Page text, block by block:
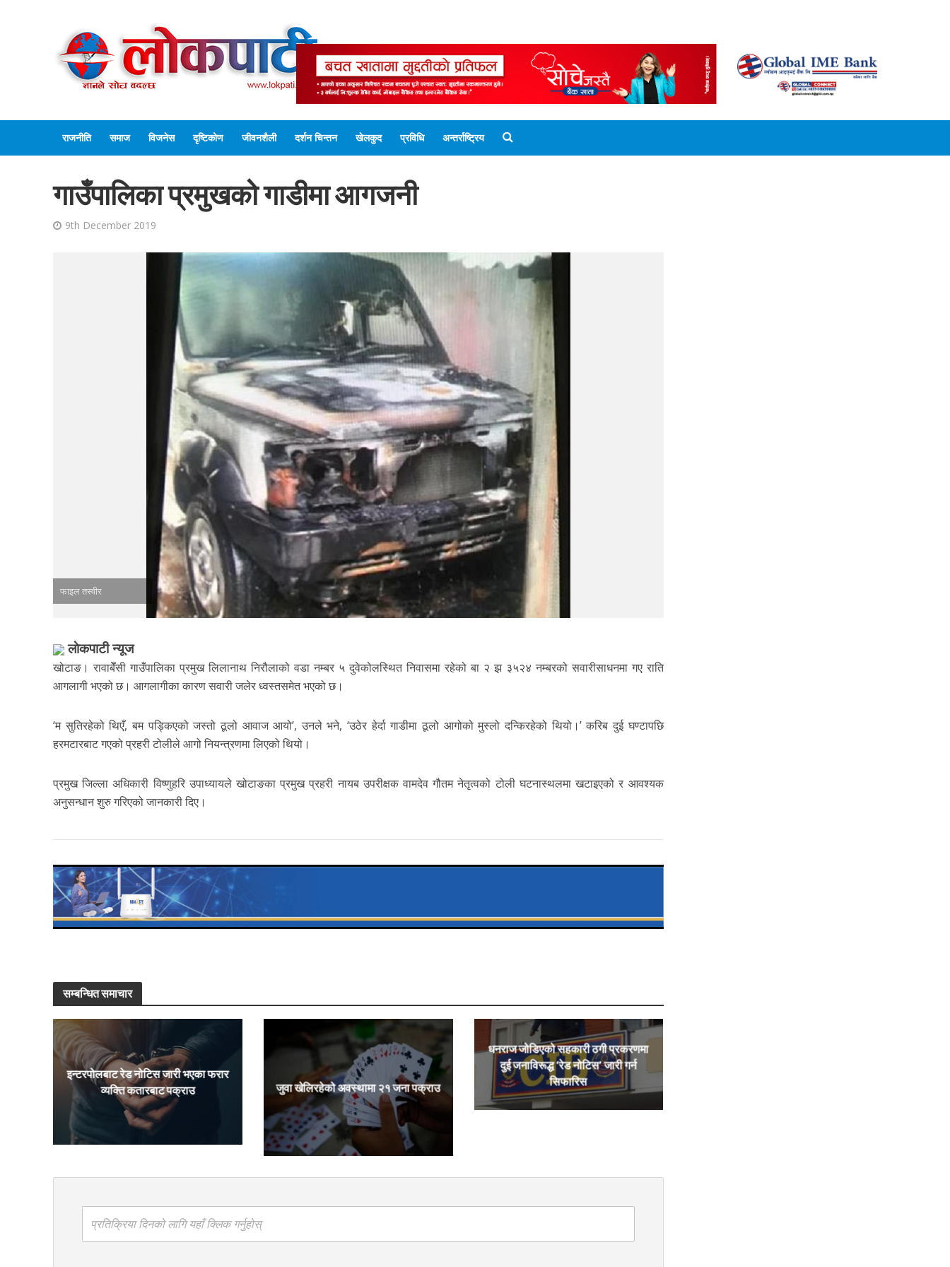
राजनीति समाज विजनेस दृष्टिकोण जीवनशैली दर्शन चिन्तन खेलकुद प्रविधि अन्तर्राष्ट्रिय
गाउँपालिका प्रमुखको गाडीमा आगजनी
9th December 2019
फाइल तस्वीर
लाेकपाटी न्यूज
खोटाङ। रावाबेँसी गाउँपालिका प्रमुख लिलानाथ निरौलाको वडा नम्बर ५ दुवेकोलस्थित निवासमा रहेको बा २ झ ३५२४ नम्बरको सवारीसाधनमा गए राति
आगलागी भएको छ। आगलागीका कारण सवारी जलेर ध्वस्तसमेत भएको छ।
‘म सुतिरहेको थिएँ, बम पड्किएको जस्तो ठूलो आवाज आयो’, उनले भने, ‘उठेर हेर्दा गाडीमा ठूलो आगोको मुस्लो दन्किरहेको थियो।’ करिब दुई घण्टापछि
हरमटारबाट गएको प्रहरी टोलीले आगो नियन्त्रणमा लिएको थियो।
प्रमुख जिल्ला अधिकारी विष्णुहरि उपाध्यायले खोटाङका प्रमुख प्रहरी नायब उपरीक्षक वामदेव गौतम नेतृत्वको टोली घटनास्थलमा खटाइएको र आवश्यक
अनुसन्धान शुरु गरिएको जानकारी दिए।
सम्बन्धित समाचार
इन्टरपोलबाट रेड नोटिस जारी भएका फरार
व्यक्ति कतारबाट पक्राउ
जुवा खेलिरहेको अवस्थामा २१ जना पक्राउ
धनराज जोडिएको सहकारी ठगी प्रकरणमा
दुई जनाविरूद्ध ‘रेड नोटिस’ जारी गर्न
सिफारिस
प्रतिक्रिया दिनको लागि यहाँ क्लिक गर्नुहोस्